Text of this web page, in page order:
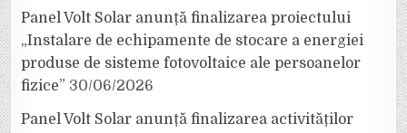
Panel Volt Solar anunță finalizarea proiectului
„Instalare de echipamente de stocare a energiei
produse de sisteme fotovoltaice ale persoanelor
fizice” 30/06/2026
Panel Volt Solar anunță finalizarea activităților